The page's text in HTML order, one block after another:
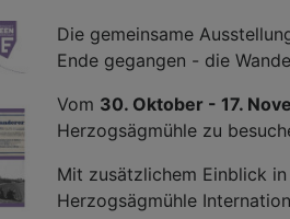
Die gemeinsame
Ende gegangen - die
Vom 30. Oktober - 17.
Herzogsägmühle zu
Mit zusätzlichem Einblick
Herzogsägmühle